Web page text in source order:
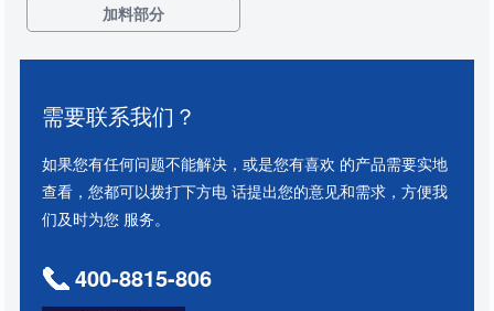
加料部分
需要联系我们？
如果您有任何问题不能解决，或是您有喜欢 的产品需要实地
查看，您都可以拨打下方电 话提出您的意见和需求，方便我
们及时为您 服务。
400-8815-806